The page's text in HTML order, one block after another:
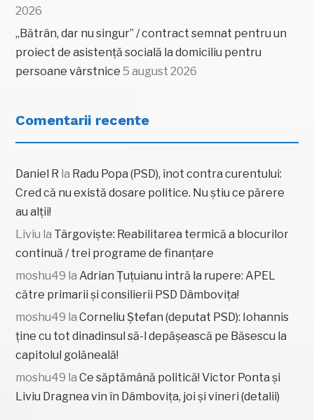
2026
„Bătrân, dar nu singur” / contract semnat pentru un
proiect de asistență socială la domiciliu pentru
persoane vârstnice 5 august 2026
Comentarii recente
Daniel R la Radu Popa (PSD), înot contra curentului:
Cred că nu există dosare politice. Nu știu ce părere
au alții!
Liviu la Târgoviște: Reabilitarea termică a blocurilor
continuă / trei programe de finanțare
moshu49 laAdrian Țuțuianu intră la rupere: APEL
către primarii și consilierii PSD Dâmbovița!
moshu49 laCorneliu Ștefan (deputat PSD): Iohannis
ține cu tot dinadinsul să-l depășească pe Băsescu la
capitolul golăneală!
moshu49 laCe săptămână politică! Victor Ponta și
Liviu Dragnea vin în Dâmbovița, joi și vineri (detalii)